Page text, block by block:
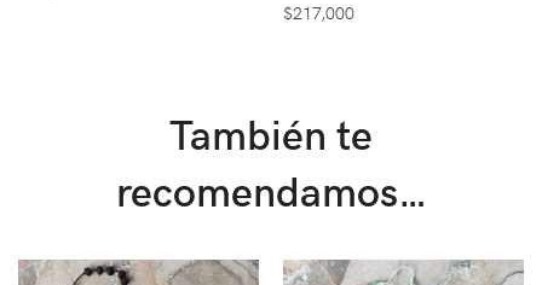
$217,000
También te
recomendamos…